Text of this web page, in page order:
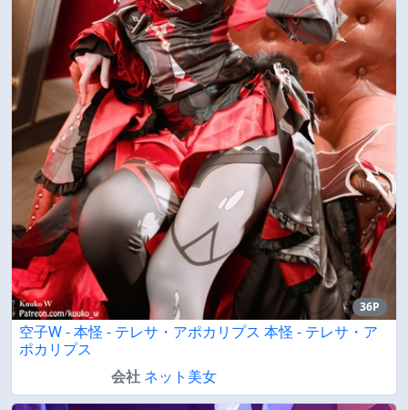
36P
空子W - 本怪 - テレサ・アポカリプス 本怪 - テレサ・ア
ポカリプス
会社 ネット美女